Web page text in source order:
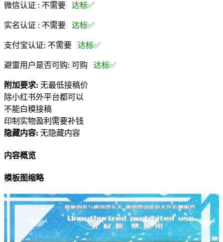
微信认证 : 不需要 达标✅
实名认证 : 不需要 达标✅
支付宝认证: 不需要 达标✅
避雷用户是否可购: 可购 达标✅
附加要求: 无最低接稿价
除小红书外平台都可以
不能白模接稿
印制实物盈利需要补钱
隐藏内容: 无隐藏内容
内容概览
模板图缩略